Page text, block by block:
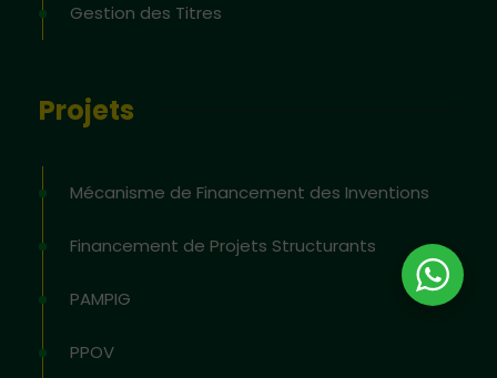
Gestion des Titres
Projets
Mécanisme de Financement des Inventions
Financement de Projets Structurants
PAMPIG
PPOV